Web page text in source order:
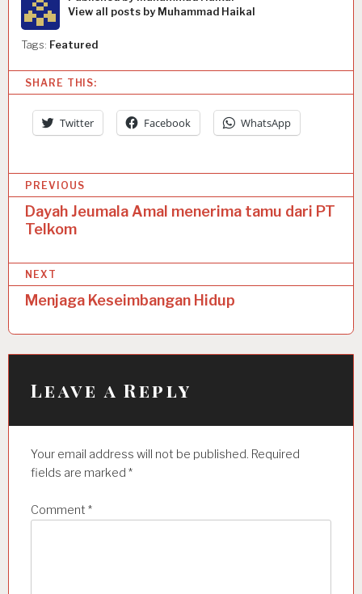
View all posts by Muhammad Haikal
Tags: Featured
SHARE THIS:
Twitter Facebook WhatsApp
o
t
n
a
PREVIOUS
Dayah Jeumala Amal menerima tamu dari PT
Telkom
NEXT
Menjaga Keseimbangan Hidup
Leave a Reply
Your email address will not be published. Required
fields are marked *
Comment *